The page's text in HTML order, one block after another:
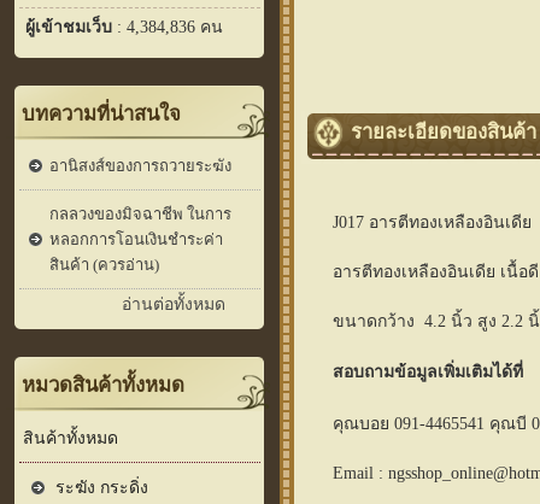
ผู้เข้าชมเว็บ : 4,384,836 คน
บทความที่น่าสนใจ
อานิสงส์ของการถวายระฆัง
กลลวงของมิจฉาชีพ ในการ
หลอกการโอนเงินชำระค่า
สินค้า (ควรอ่าน)
อ่านต่อทั้งหมด
หมวดสินค้าทั้งหมด
สินค้าทั้งหมด
ระฆัง กระดิ่ง
รายละเอียดของสินค้า
J017 อารตีทองเหลืองอินเดีย
อารตีทองเหลืองอินเดีย เนื้
ขนาดกว้าง 4.2 นิ้ว สูง 2.2
สอบถามข้อมูลเพิ่มเติมได้ที่
คุณบอย 091-4465541 คุณบี
Email :